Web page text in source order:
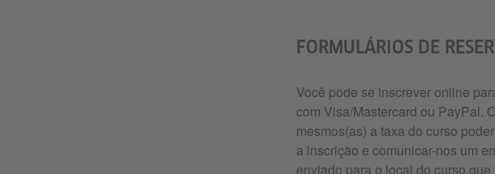
FORMULÁRIOS DE
Você pode se inscrever online
com Visa/Mastercard ou PayPal.
mesmos(as) a taxa do curso
a inscrição e comunicar-nos um
enviado para o local do curso